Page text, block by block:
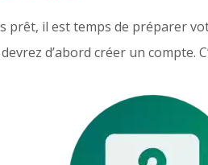
prêt, il est temps de préparer
d’abord créer un compte.